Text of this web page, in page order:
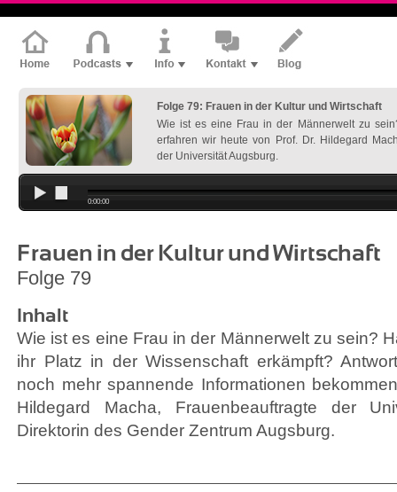
Folge 79: Frauen in der Kultur und Wirtschaft
Wie ist es eine Frau in der Männerwelt zu
erfahren wir heute von Prof. Dr. Hildegard
der Universität Augsburg.
0:00:00
Frauen in der Kultur und Wirtschaft
Folge 79
Inhalt
Wie ist es eine Frau in der Männerwelt zu sein?
ihr Platz in der Wissenschaft erkämpft?
noch mehr spannende Informationen
Hildegard Macha, Frauenbeauftragte der
Direktorin des Gender Zentrum Augsburg.